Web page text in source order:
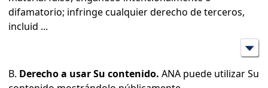
difamatorio; infringe cualquier derecho de terceros,
incluid ...
B. Derecho a usar Su contenido. ANA puede utilizar Su